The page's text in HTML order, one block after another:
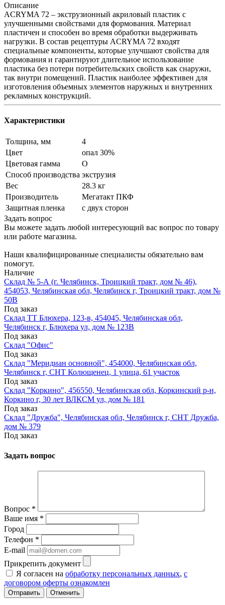
Описание
ACRYMA 72 – экструзионный акриловый пластик с
улучшенными свойствами для формования. Материал
пластичен и способен во время обработки выдерживать
нагрузки. В состав рецептуры ACRYMA 72 входят
специальные компоненты, которые улучшают свойства для
формования и гарантируют длительное использование
пластика без потери потребительских свойств как снаружи,
так внутри помещений. Пластик наиболее эффективен для
изготовления объемных элементов наружных и внутренних
рекламных конструкций.
Характеристики
Толщина, мм
4
Цвет
опал 30%
Цветовая гамма
O
Способ производства экструзия
Вес
28.3 кг
Производитель
Мегатакт ПКФ
Защитная пленка
с двух сторон
Задать вопрос
Вы можете задать любой интересующий вас вопрос по товару
или работе магазина.
Наши квалифицированные специалисты обязательно вам
помогут.
Наличие
Склад № 5-А (г. Челябинск, Троицкий тракт, дом № 46),
454053, Челябинская обл, Челябинск г, Троицкий тракт, дом №
50В
Под заказ
Склад ТТ Блюхера, 123-в, 454045, Челябинская обл,
Челябинск г, Блюхера ул, дом № 123В
Под заказ
Склад "Офис"
Под заказ
Склад "Меридиан основной", 454000, Челябинская обл,
Челябинск г, СНТ Колющенец, 1 улица, 61 участок
Под заказ
Склад "Коркино", 456550, Челябинская обл, Коркинский р-н,
Коркино г, 30 лет ВЛКСМ ул, дом № 181
Под заказ
Склад "Дружба", Челябинская обл, Челябинск г, СНТ Дружба,
дом № 379
Под заказ
Задать вопрос
Вопрос *
Ваше имя *
Город
Телефон *
E-mail
Прикрепить документ
Я согласен на обработку персональных данных, с
договором оферты ознакомлен
Отменить